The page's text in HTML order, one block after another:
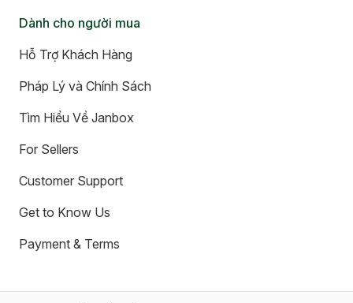
Dành cho người mua
Hỗ Trợ Khách Hàng
Pháp Lý và Chính Sách
Tìm Hiểu Về Janbox
For Sellers
Customer Support
Get to Know Us
Payment & Terms